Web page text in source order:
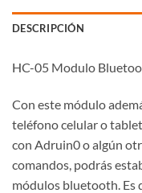
DESCRIPCIÓN
HC-05 Modulo
Con este módulo
teléfono celular o
con Adruin0 o algún
comandos, podrás
módulos bluetooth. Es